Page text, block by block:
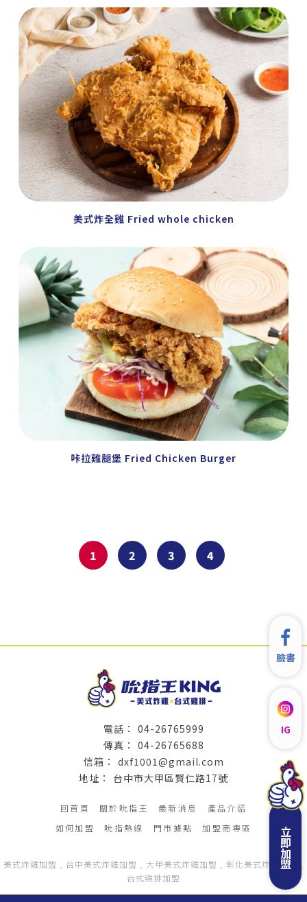
美式炸全雞 Fried whole chicken
咔拉雞腿堡 Fried Chicken Burger
1 2 3 4
04-26765999
04-26765688
dxf1001@gmail.com
台中市大甲區賢仁路17號
回首頁 關於吮指王 最新消息
產品介紹
如何加盟
吮指熱線 門市據點 加盟商專區
臉書
IG
立即加盟
美式炸雞加盟 台中美式炸雞加盟 大甲美式炸雞加盟
彰化美式炸雞加盟
台式雞排加盟